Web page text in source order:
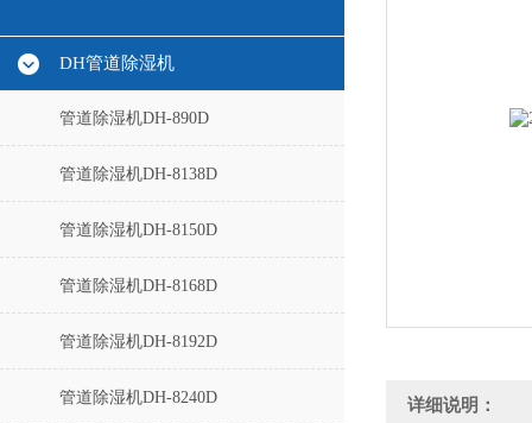
DH管道除湿机
管道除湿机DH-890D
管道除湿机DH-8138D
管道除湿机DH-8150D
管道除湿机DH-8168D
管道除湿机DH-8192D
管道除湿机DH-8240D 详细说明：